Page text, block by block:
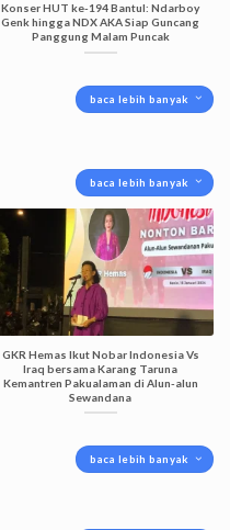
Konser HUT ke-194 Bantul: Ndarboy
Genk hingga NDX AKA Siap Guncang
Panggung Malam Puncak
baca lebih banyak
baca lebih banyak
GKR Hemas Ikut Nobar Indonesia Vs
Iraq bersama Karang Taruna
Kemantren Pakualaman di Alun-alun
Sewandana
baca lebih banyak